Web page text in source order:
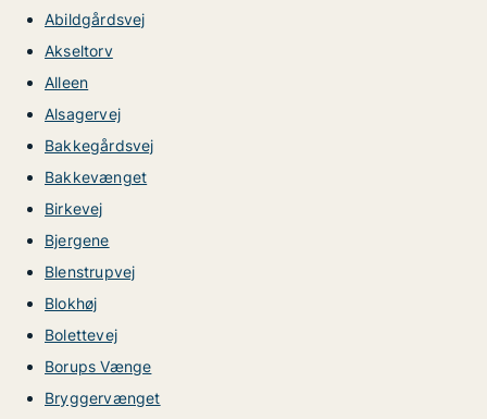
Abildgårdsvej
Akseltorv
Alleen
Alsagervej
Bakkegårdsvej
Bakkevænget
Birkevej
Bjergene
Blenstrupvej
Blokhøj
Bolettevej
Borups Vænge
Bryggervænget